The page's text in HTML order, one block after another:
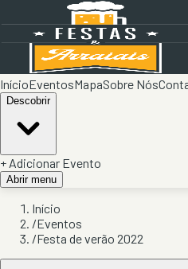
InícioEventosMapaSobre Nós
Descobrir
+ Adicionar Evento
Abrir menu
Início
/Eventos
/Festa de verão 2022